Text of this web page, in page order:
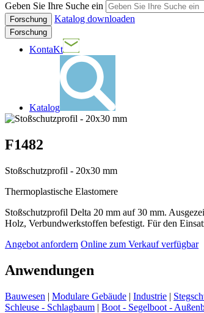
Geben Sie Ihre Suche ein
Katalog downloaden
Forschung
KontaKt
Katalog
F1482
Stoßschutzprofil - 20x30 mm
Thermoplastische Elastomere
Stoßschutzprofil Delta 20 mm auf 30 mm.
Holz, Verbundwerkstoffen befestigt. Für den
Angebot anfordern Online zum Verkauf verfügbar
Anwendungen
Bauwesen | Modulare Gebäude | Industrie |
Schleuse - Schlagbaum | Boot - Segelboot -